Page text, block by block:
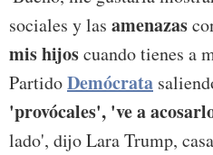
sociales y las amenazas
mis hijoscuando tienes a
PartidoDemócrata
'provócales', 've a
lado', dijo Lara Trump,